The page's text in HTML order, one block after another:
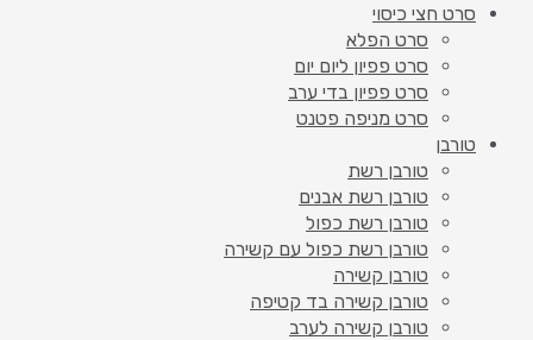
סרט חצי כיסוי
סרט הפלא
סרט פפיון ליום יום
סרט פפיון בדי ערב
סרט מניפה פטנט
טורבן
טורבן רשת
טורבן רשת אבנים
טורבן רשת כפול
טורבן רשת כפול עם קשירה
טורבן קשירה
טורבן קשירה בד קטיפה
טורבן קשירה לערב